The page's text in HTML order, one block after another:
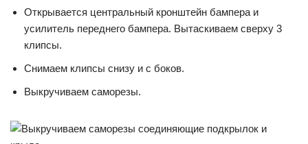
Открывается центральный кронштейн бампера и
усилитель переднего бампера. Вытаскиваем сверху 3
клипсы.
Снимаем клипсы снизу и с боков.
Выкручиваем саморезы.